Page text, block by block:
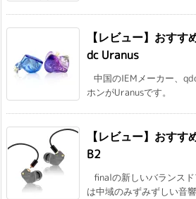
【レビュー】おす
dc Uranus
中国のIEMメーカー、
ホンがUranusです。
【レビュー】おす
B2
finalの新しいバランス
は中域のみずみずしい音